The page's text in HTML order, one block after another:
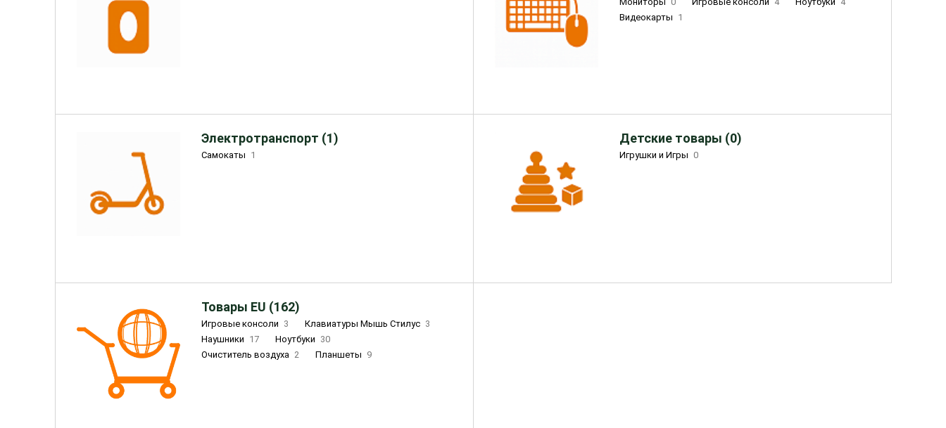
Видеокарты 1
Электротранспорт (1)
Самокаты 1
Детские товары (0)
Игрушки и Игры 0
Товары EU (162)
Игровые консоли 3 Клавиатуры Мышь Стилус 3
Наушники 17 Ноутбуки 30
Очиститель воздуха 2 Планшеты 9